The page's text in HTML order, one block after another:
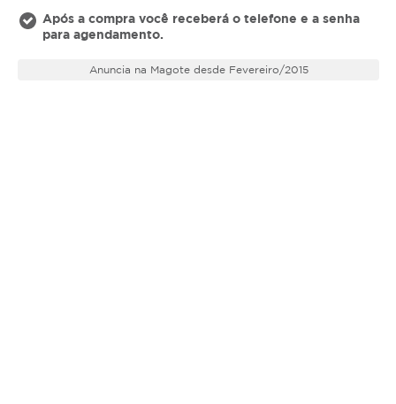
Após a compra você receberá o telefone e a senha
para agendamento.
Anuncia na Magote desde Fevereiro/2015